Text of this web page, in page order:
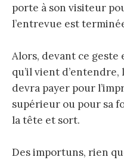
porte à son visiteur
l’entrevue est
Alors, devant ce
qu’il vient
devra payer pour
supérieur ou pour sa
la tête et sort.
Des importuns, rien